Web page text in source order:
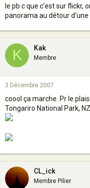
le pb c que c'est sur flickr,
panorama au détour d'une
K Kak
Membre
3 Décembre 2007
coool ça marche. Pr le
Tongariro National Park, NZ.
CL_ick
Membre Pilier